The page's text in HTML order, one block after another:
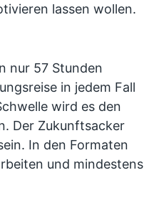
lassen wollen.
nur 57 Stunden
in jedem Fall
wird es den
Der Zukunftsacker
In den Formaten
und mindestens